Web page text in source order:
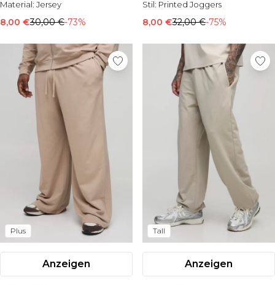
Material: Jersey
8,00 €30,00 €-73%
Stil: Printed Joggers
8,00 €32,00 €-75%
Plus
Anzeigen
Tall
Anzeigen